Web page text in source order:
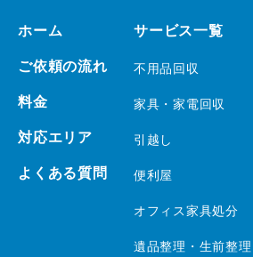
ホーム
ご依頼の流れ
料金
対応エリア
よくある質問
サービス一覧
不用品回収
家具・家電回収
引越し
便利屋
オフィス家具処分
遺品整理・生前整理